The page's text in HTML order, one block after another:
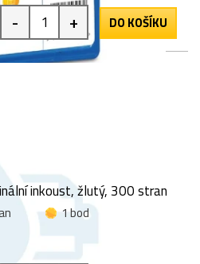
- + DO KOŠÍKU
inkoust, žlutý, 300 stran
1 bod